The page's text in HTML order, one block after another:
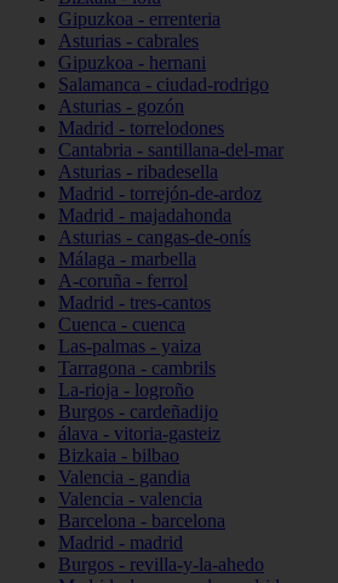
Gipuzkoa - errenteria
Asturias - cabrales
Gipuzkoa - hernani
Salamanca - ciudad-rodrigo
Asturias - gozón
Madrid - torrelodones
Cantabria - santillana-del-mar
Asturias - ribadesella
Madrid - torrejón-de-ardoz
Madrid - majadahonda
Asturias - cangas-de-onís
Málaga - marbella
A-coruña - ferrol
Madrid - tres-cantos
Cuenca - cuenca
Las-palmas - yaiza
Tarragona - cambrils
La-rioja - logroño
Burgos - cardeñadijo
álava - vitoria-gasteiz
Bizkaia - bilbao
Valencia - gandia
Valencia - valencia
Barcelona - barcelona
Madrid - madrid
Burgos - revilla-y-la-ahedo